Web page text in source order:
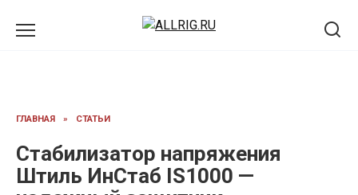
ГЛАВНАЯ » СТАТЬИ
Стабилизатор напряжения
Штиль ИнСтаб IS1000 —